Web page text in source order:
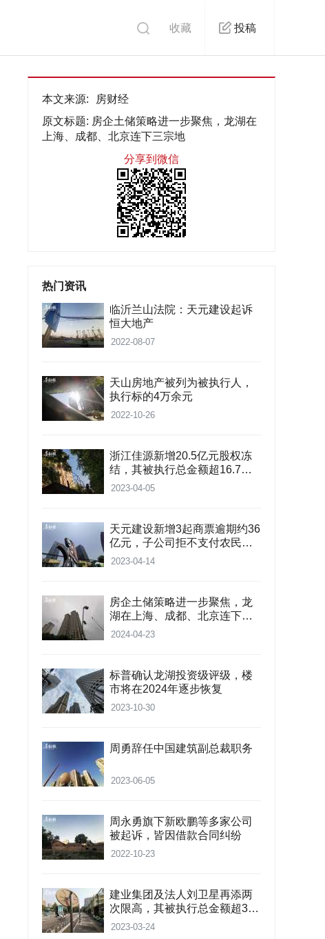
收藏 投稿
本文来源:
房财经
原文标题: 房企土储策略进一步聚焦，龙湖在
上海、成都、北京连下三宗地
分享到微信
热门资讯
临沂兰山法院：天元建设起诉
恒大地产
2022-08-07
天山房地产被列为被执行人，
执行标的4万余元
2022-10-26
浙江佳源新增20.5亿元股权冻
结，其被执行总金额超16.7亿
元
2023-04-05
天元建设新增3起商票逾期约36
亿元，子公司拒不支付农民工
资相关部门已受理
2023-04-14
房企土储策略进一步聚焦，龙
湖在上海、成都、北京连下三
宗地
2024-04-23
标普确认龙湖投资级评级，楼
市将在2024年逐步恢复
2023-10-30
周勇辞任中国建筑副总裁职务
2023-06-05
周永勇旗下新欧鹏等多家公司
被起诉，皆因借款合同纠纷
2022-10-23
建业集团及法人刘卫星再添两
次限高，其被执行总金额超3.6
亿元
2023-03-24